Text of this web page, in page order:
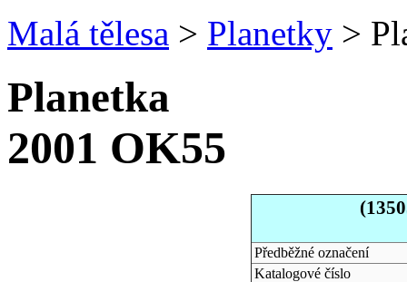
Malá tělesa > Planetky >
Planetka
2001 OK55
Předběžné označení
Katalogové číslo